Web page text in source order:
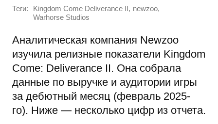
Теги: Kingdom Come Deliverance II , newzoo,
Warhorse Studios
Аналитическая компания Newzoo
изучила релизные показатели Kingdom
Come: Deliverance II. Она собрала
данные по выручке и аудитории игры
за дебютный месяц (февраль 2025-
го). Ниже — несколько цифр из отчета.